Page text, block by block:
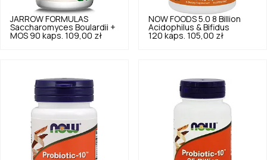
JARROW FORMULAS
Saccharomyces Boulardii +
MOS 90 kaps. 109,00 zł
NOW FOODS 5.0 8 Billion
Acidophilus & Bifidus
120 kaps. 105,00 zł